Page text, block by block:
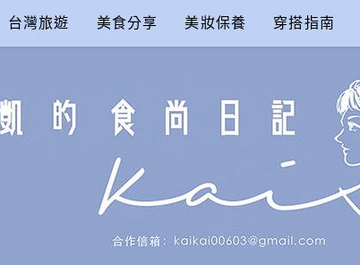
台灣旅遊 美食分享 美妝保養 穿搭指南